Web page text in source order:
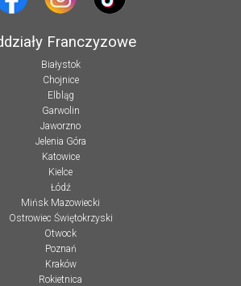
Franczyzowe
Białystok
Chojnice
Elbląg
Garwolin
Jaworzno
Jelenia Góra
Katowice
Kielce
Łódź
Mińsk Mazowiecki
Ostrowiec Świętokrzyski
Otwock
Poznań
Kraków
Rokietnica